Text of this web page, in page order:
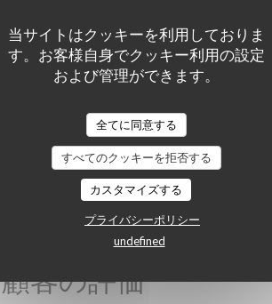
当サイトはクッキーを利用しておりま
す。お客様自身でクッキー利用の設定
および管理ができます。
全てに同意する
すべてのクッキーを拒否する
カスタマイズする
プライバシーポリシー
undefined
顧客の評価